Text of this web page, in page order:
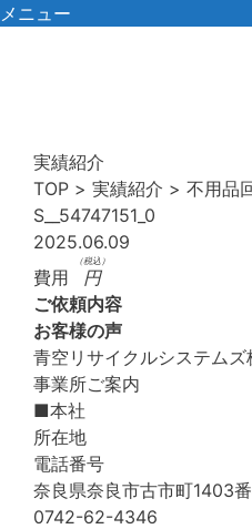
コ
メニュー
実績紹介
TOP > 実績紹介 > 不用品
S__54747151_0
2025.06.09
費用
円
（税込）
ご依頼内容
お客様の声
青空リサイクルシステムズ
事業所ご案内
■本社
所在地
電話番号
奈良県奈良市古市町1403
0742-62-4346